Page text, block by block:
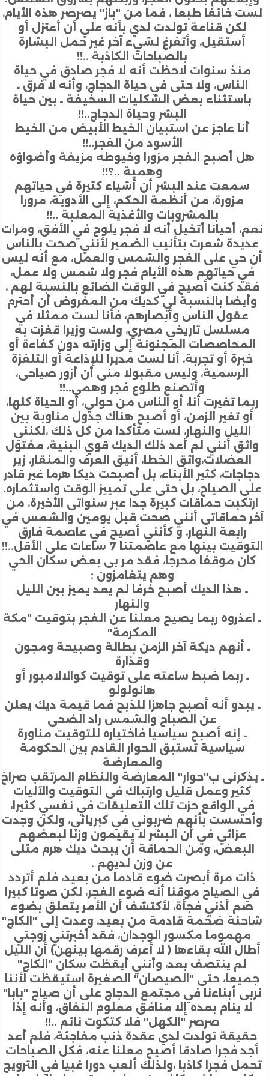
خائفا طبعا ، فما من "باز" يصرصر هذه الأيام،
لكن قناعة تولدت لدي بأنه علي أن أعتزل أو
أستقيل، وأتفرغ لشيء آخر غير حمل البشارة
بالصباحات الكاذبة ..!!
سنوات لاحظت أنه لا فجر صادق في حياة
الناس، ولا حتى في حياة الدجاج، وأنه لا فرق ـ
بعض الشكليات السخيفة ـ بين حياة
البشر وحياة الدجاج..!!
أنا عاجز عن استبيان الخيط الأبيض من الخيط
الأسود من الفجر..!!
أصبح الفجر مزورا وخيوطه مزيفة وأضواؤه
وهمية ..؟!!
سمعت عند البشر أن أشياء كثيرة في حياتهم
مزورة، من أنظمة الحكم، إلى الأدوية، مرورا
بالمشروبات والأغذية المعلبة ..!!
أحيانا أتخيل أنه لا فجر يلوح في الأفق، ومرات
شعرت بتأنيب الضمير لأنني صحت بالناس
حي على الفجر والشمس والعمل، مع أنه ليس
حياتهم هذه الأيام فجر ولا شمس ولا عمل،
كنت أصيح في الوقت الضائع بالنسبة لهم ،
بالنسبة لي كديك من المفروض أن أحترم
عقول الناس وأبصارهم، فأنا لست ممثلا في
مسلسل تاريخي مصري، ولست وزيرا قفزت به
المجنونة إلى وزارته دون كفاءة أو
أو تجربة، أنا لست مديرا للإذاعة أو التلفزة
الرسمية، وليس مقبولا منى أن أزور صياحى،
وأتصنع طلوع فجر وهمي..!!
تغيرت أنا، أو الناس من حولي، أو الحياة كلها،
تغير الزمن، أو أصبح هناك جدول مناوبة بين
والنهار، لست متأكدا من كل ذلك ،لكنني
أنني لم أعد ذلك الديك قوي البنية، مفتول
الخطا، أنيق العرف والمنقار، زير
كثير الأبناء، بل أصبحت ديكا هرما غير قادر
الصياح، بل حتى على تمييز الوقت واستثماره.
حماقات كبيرة جدا عبر سنواتى الأخيرة، من
حماقاتى أنني صحت قبل يومين والشمس في
رابعة النهار، و كأنني أصيح في عاصمة فارق
بينها مع عاصمتنا 7 ساعات على الأقل..!!
موقفا محرجا، فقد مر بى بعض سكان الحي
وهم يتغامزون :
ـ هذا الديك أصبح خرفا لم يعد يميز بين الليل
والنهار
ربما يصيح معلنا عن الفجر بتوقيت "مكة
المكرمة"
ـ أنهم ديكة آخر الزمن بطالة وصبيحة ومجون
وقذارة
ـ ربما ضبط ساعته على توقيت كوالالامبور أو
هانولولو
أنه أصبح جاهزا للذبح فما قيمة ديك يعلن
عن الصباح والشمس راد الضحى
ـ إنه أصبح سياسيا فاختياره للتوقيت مناورة
سياسية تستبق الحوار القادم بين الحكومة
والمعارضة
ب"حوار" المعارضة والنظام المرتقب صراخ
وعمل قليل وارتباك فى التوقيت والآليات
الواقع حزت تلك التعليقات في نفسي كثيرا،
بأنهم ضربوني في كبريائي، ولكن وجدت
عزائي في أن البشر لا يقيمون وزنا لبعضهم
ومن الحماقة أن يبحث ديك هرم مثلى
عن وزن لديهم .
مرة أبصرت ضوء قادما من بعيد، فلم أتردد
الصياح موقنا أنه ضوء الفجر، لكن صوتا كبيرا
أذني فجأة، لأكتشف أن الأمر يتعلق بضوء
ضخمة قادمة من بعيد، وعدت إلى "الكاج"
مكسور الوجدان، فقد أخبرتني زوجتي
الله بقاءها ( لا أعرف رقمها بينهن) أن الليل
لم ينتصف بعد، وأنني أيقظت سكان "الكاج"
حتى "الصيصان" الصغيرة استيقظت لأننا
أبناءنا في مجتمع الدجاج على أن صياح "بابا"
ينام بعده إلا منافق معلوم النفاق، وأنه إذا
صرصر "الكهل" فلا كتكوت نائم ..!!
تولدت لدي عقدة ذنب مفاجئة، فلم أعد
فجرا صادقا أصيح معلنا عنه، فكل الصباحات
فجرا كاذبا ،ولذلك ألعب دورا غبيا في الترويج